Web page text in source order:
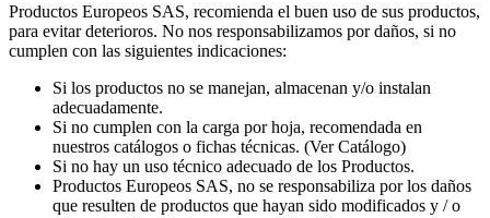
Productos Europeos SAS, recomienda el buen uso de sus productos,
para evitar deterioros. No nos responsabilizamos por daños, si no
cumplen con las siguientes indicaciones:
Si los productos no se manejan, almacenan y/o instalan
adecuadamente.
Si no cumplen con la carga por hoja, recomendada en
nuestros catálogos o fichas técnicas. (Ver Catálogo)
Si no hay un uso técnico adecuado de los Productos.
Productos Europeos SAS, no se responsabiliza por los daños
que resulten de productos que hayan sido modificados y / o